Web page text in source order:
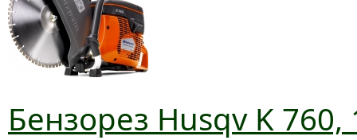
Бензорез Husqv K 760,